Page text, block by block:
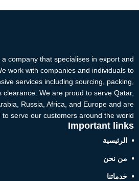
company that specialises in export and
work with companies and individuals to
services including sourcing, packing,
We are proud to serve Qatar,
Russia, Africa, and Europe and are
serve our customers around the world.
Important links
الرئيسية
من نحن
خدماتنا